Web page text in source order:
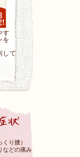
す
を
して
くり腰）
などの痛み